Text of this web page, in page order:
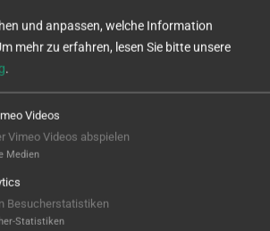
und anpassen, welche Information
mehr zu erfahren, lesen Sie bitte unsere
.
Videos
Vimeo Videos abspielen
Medien
Besucherstatistiken
Statistiken